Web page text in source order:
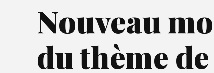
Nouveau
du thème